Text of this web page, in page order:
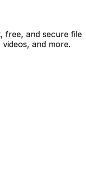
free, and secure file
and more.